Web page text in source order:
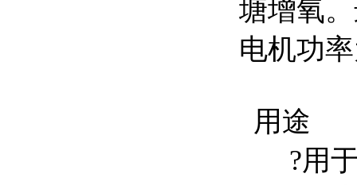
塘增氧
电机功
用途
?用于